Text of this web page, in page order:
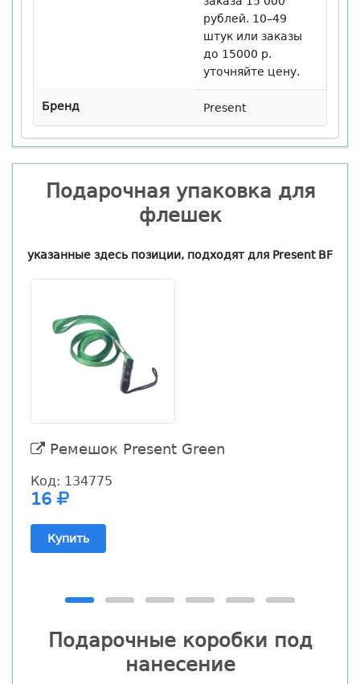
рублей. 10–49
штук или заказы
до 15000 р.
уточняйте цену.
Бренд Present
Подарочная упаковка для
флешек
указанные здесь позиции, подходят для Present BF
Ремешок Present Green
Код: 134775
16
Купить
Подарочные коробки под
нанесение